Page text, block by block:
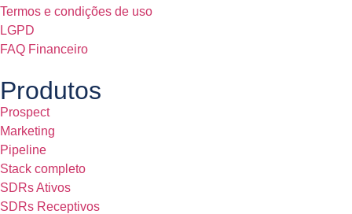
Termos e condições de uso
LGPD
FAQ Financeiro
Produtos
Prospect
Marketing
Pipeline
Stack completo
SDRs Ativos
SDRs Receptivos